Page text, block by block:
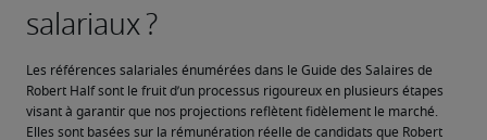
Les références salariales énumérées dans le Guide des Salaires de
Robert Half sont le fruit d’un processus rigoureux en plusieurs étapes
visant à garantir que nos projections reflètent fidèlement le marché.
Elles sont basées sur la rémunération réelle de candidats que Robert